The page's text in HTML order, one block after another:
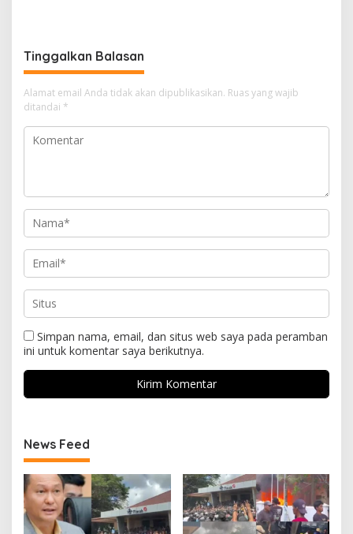
Tinggalkan Balasan
Alamat email Anda tidak akan dipublikasikan. Ruas yang wajib
ditandai *
Simpan nama, email, dan situs web saya pada peramban
ini untuk komentar saya berikutnya.
News Feed